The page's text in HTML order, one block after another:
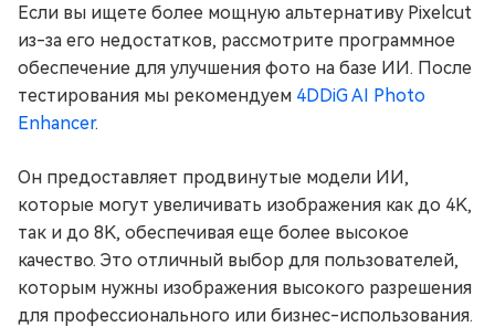
Если вы ищете более мощную альтернативу Pixelcut
из-за его недостатков, рассмотрите программное
обеспечение для улучшения фото на базе ИИ. После
тестирования мы рекомендуем 4DDiG AI Photo
Enhancer.
Он предоставляет продвинутые модели ИИ,
которые могут увеличивать изображения как до 4K,
так и до 8K, обеспечивая еще более высокое
качество. Это отличный выбор для пользователей,
которым нужны изображения высокого разрешения
для профессионального или бизнес-использования.